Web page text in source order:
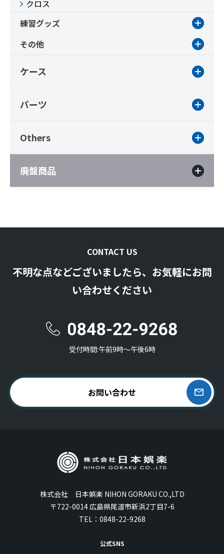
クロス
練習グッズ
その他
ケース
パーツ
Others
廃盤商品
CONTACT US
不明な点などございましたら、お気軽にお問
い合わせください
受付時間:午前9時〜午後6時
お問い合わせ
株式会社 日本娯楽 NIHON GORAKU CO.,LTD
〒722-0014 広島県尾道市新浜2丁目7-6
TEL： 0848-22-9268
公式SNS